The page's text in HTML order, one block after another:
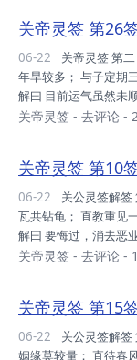
行，否则惨败。 家庭
财利：四面局势，不
即可满足，经济恐慌
身，方可保安。 姻...
关帝灵签 第26
06-22
年旱较多； 与子定期
解曰 目前运气虽然未
断曰 运势：春季未开
进。 升迁：必有之也
之缘，先友后婚，其
早日请益，必可中欤
意。 远行：逢动荡...
关帝灵签 - 去评论 -
关帝灵签 第10
06-22
瓦共钻龟； 直教重见
解曰 要悔过，消去恶
财利，表示无利可图
先，门楣为先。 财利
事业：认此业可，行
凡事躬亲，导致身虚
关帝灵签 - 去评论 -
关帝灵签 第15
06-22
姻缘莫较量； 直待春